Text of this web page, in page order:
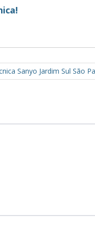
Sanyo Jardim Sul São